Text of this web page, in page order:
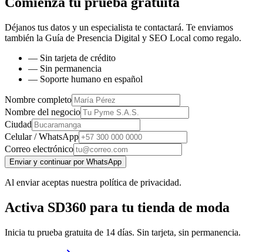
Déjanos tus datos y un especialista te contactará. Te enviamos
también la Guía de Presencia Digital y SEO Local como regalo.
— Sin tarjeta de crédito
— Sin permanencia
— Soporte humano en español
Nombre completo
Nombre del negocio
Ciudad
Celular / WhatsApp
Correo electrónico
Enviar y continuar por WhatsApp
Al enviar aceptas nuestra política de privacidad.
Activa SD360 para tu tienda de moda
Inicia tu prueba gratuita de 14 días. Sin tarjeta, sin permanencia.